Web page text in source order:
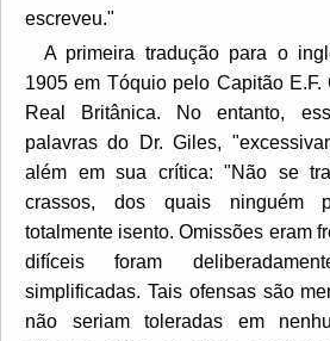
escreveu."
A primeira tradução para o
1905 em Tóquio pelo Capitão E.F.
Real Britânica. No entanto,
palavras do Dr. Giles,
além em sua crítica: "Não se
crassos, dos quais ninguém
totalmente isento. Omissões eram
difíceis foram
simplificadas. Tais ofensas são
não seriam toleradas em